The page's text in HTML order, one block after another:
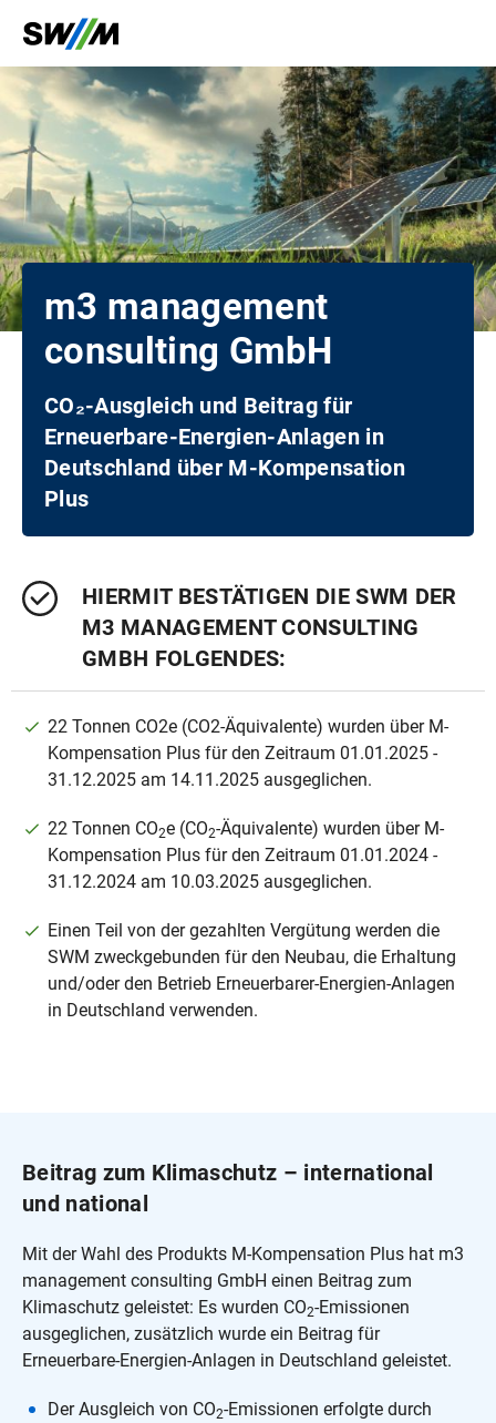
m3 management
consulting GmbH
CO₂-Ausgleich und Beitrag für
Erneuerbare-Energien-Anlagen in
Deutschland über M-Kompensation
Plus
HIERMIT BESTÄTIGEN DIE SWM DER
M3 MANAGEMENT CONSULTING
GMBH FOLGENDES:
22 Tonnen CO2e (CO2-Äquivalente) wurden über M-
Kompensation Plus für den Zeitraum 01.01.2025 -
31.12.2025 am 14.11.2025 ausgeglichen.
22 Tonnen CO2e (CO2-Äquivalente) wurden über M-
Kompensation Plus für den Zeitraum 01.01.2024 -
31.12.2024 am 10.03.2025 ausgeglichen.
Einen Teil von der gezahlten Vergütung werden die
SWM zweckgebunden für den Neubau, die Erhaltung
und/oder den Betrieb Erneuerbarer-Energien-Anlagen
in Deutschland verwenden.
Beitrag zum Klimaschutz – international
und national
Mit der Wahl des Produkts M-Kompensation Plus hat m3
management consulting GmbH einen Beitrag zum
Klimaschutz geleistet: Es wurden CO2-Emissionen
ausgeglichen, zusätzlich wurde ein Beitrag für
Erneuerbare-Energien-Anlagen in Deutschland geleistet.
Der Ausgleich von CO2-Emissionen erfolgte durch